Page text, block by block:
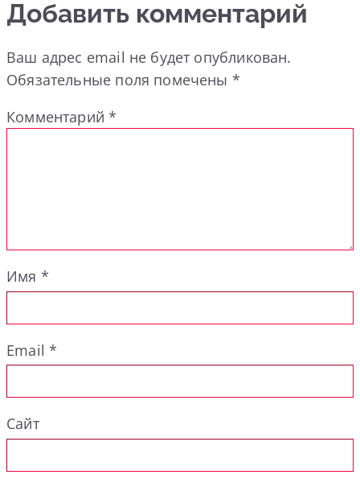
Добавить комментарий
Ваш адрес email не будет опубликован.
Обязательные поля помечены *
Комментарий*
Имя *
Email*
Сайт